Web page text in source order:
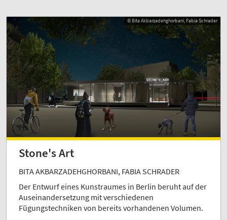
© Bita Akbarzadehghorbani, Fabia Schrader
Stone's Art
BITA AKBARZADEHGHORBANI, FABIA SCHRADER
Der Entwurf eines Kunstraumes in Berlin beruht auf der
Auseinandersetzung mit verschiedenen
Fügungstechniken von bereits vorhandenen Volumen.